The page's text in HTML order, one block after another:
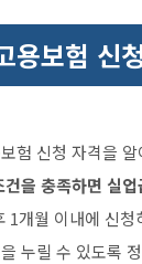
용보험 신
험 신청 자격을
건을 충족하면 실
1개월 이내에 신
누릴 수 있도록